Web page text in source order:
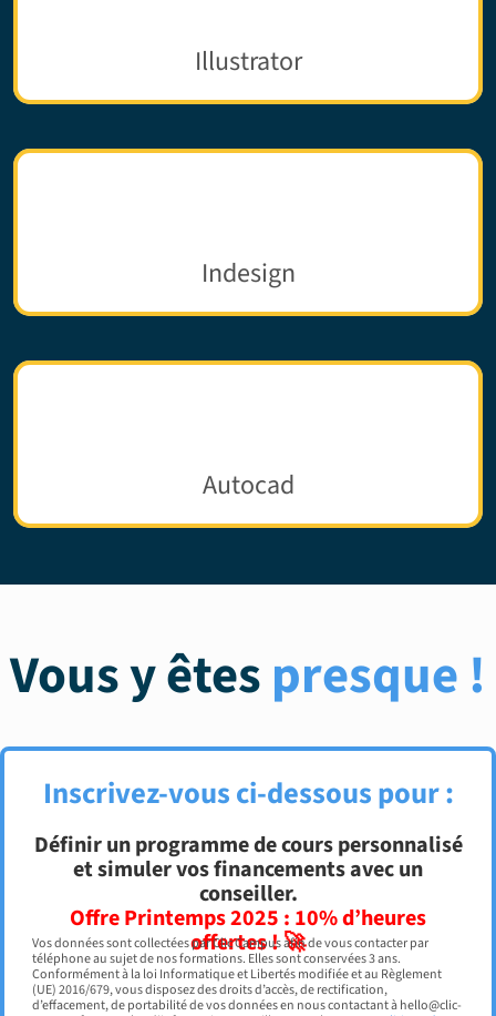
Illustrator
Indesign
Autocad
Vous y êtespresque !
Inscrivez-vous ci-dessous pour :
Définir un programme de cours personnalisé
et simuler vos financements avec un
conseiller.
Offre Printemps 2025 : 10% d’heures
offertes ! 🚀
Vos données sont collectées par Clic Campus afin de vous contacter par
téléphone au sujet de nos formations. Elles sont conservées 3 ans.
Conformément à la loi Informatique et Libertés modifiée et au Règlement
(UE) 2016/679, vous disposez des droits d’accès, de rectification,
d’effacement, de portabilité de vos données en nous contactant à hello@clic-